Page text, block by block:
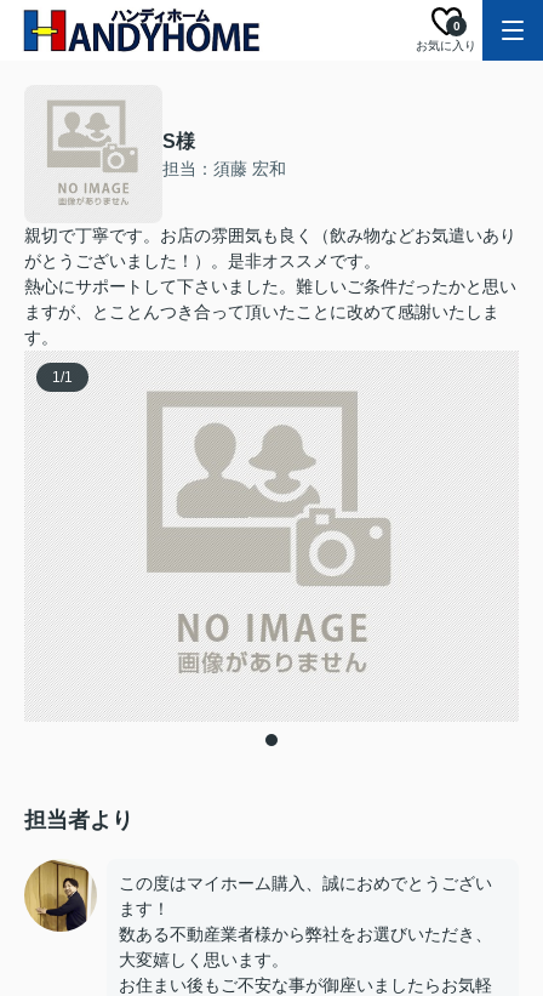
お気に入り
0
S様
担当：須藤 宏和
親切で丁寧です。お店の雰囲気も良く（飲み物などお気遣いあり
がとうございました！）。是非オススメです。
熱心にサポートして下さいました。難しいご条件だったかと思い
ますが、とことんつき合って頂いたことに改めて感謝いたしま
す。
1/1
担当者より
この度はマイホーム購入、誠におめでとうござい
ます！
数ある不動産業者様から弊社をお選びいただき、
大変嬉しく思います。
お住まい後もご不安な事が御座いましたらお気軽